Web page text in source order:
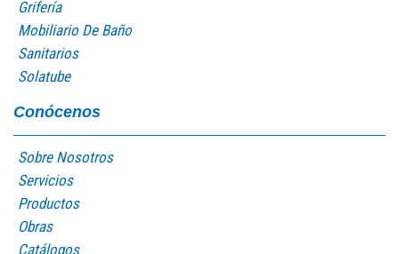
Grifería
Mobiliario De Baño
Sanitarios
Solatube
Conócenos
Sobre Nosotros
Servicios
Productos
Obras
Catálogos